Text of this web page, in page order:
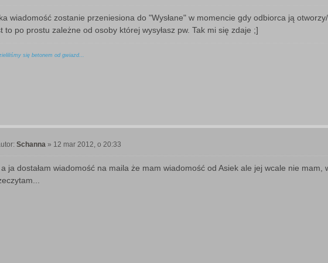
wiadomość zostanie przeniesiona do "Wysłane" w momencie gdy odbiorca ją
to po prostu zależne od osoby której wysyłasz pw. Tak mi się zdaje ;]
się betonem od gwiazd...
Schanna » 12 mar 2012, o 20:33
ja dostałam wiadomość na maila że mam wiadomość od Asiek ale jej wcale nie mam,